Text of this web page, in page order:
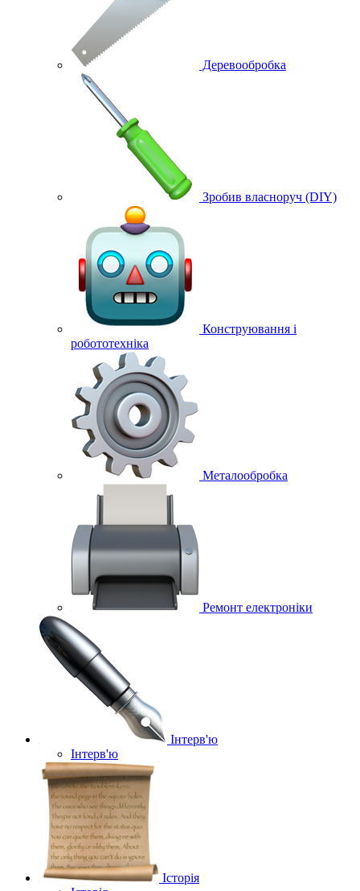
Деревообробка
Зробив власноруч (DIY)
Конструювання і
робототехніка
Металообробка
Ремонт електроніки
Інтерв'ю
Інтерв'ю
Історія